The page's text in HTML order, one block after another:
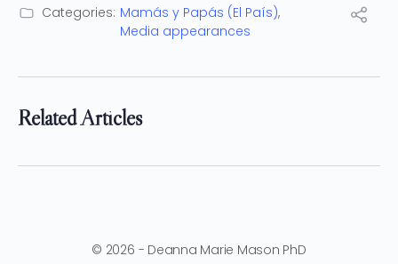
Categories: Mamás y Papás (El País),
Media appearances
Related Articles
© 2026 - Deanna Marie Mason PhD